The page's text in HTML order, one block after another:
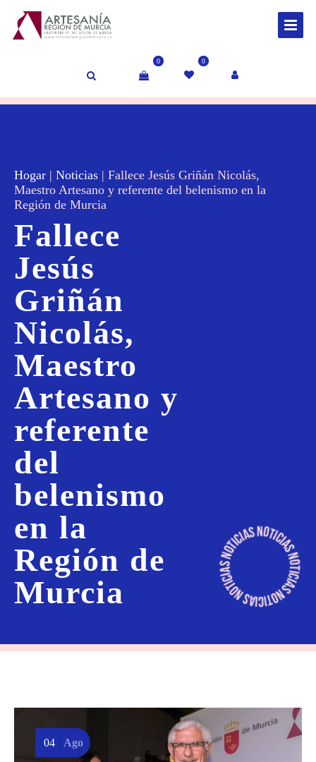
0 0
Hogar | Noticias | Fallece Jesús Griñán Nicolás,
Maestro Artesano y referente del belenismo en la
Región de Murcia
Fallece
Jesús
Griñán
Nicolás,
Maestro
Artesano y
referente
del
belenismo
en la
Región de
Murcia
04 Ago